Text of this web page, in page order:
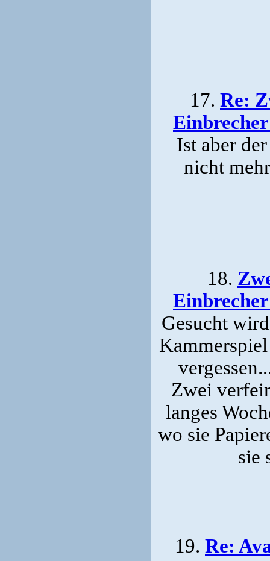
17. Re:
Ist aber
nicht
18.
Gesucht
Zwei
langes
wo sie
sie
19. Re: